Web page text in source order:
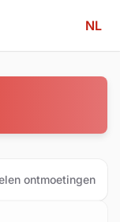
NL
ontmoetingen